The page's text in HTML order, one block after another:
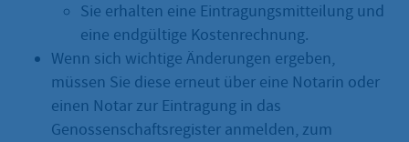
Sie erhalten eine Eintragungsmitteilung und
eine endgültige Kostenrechnung.
Wenn sich wichtige Änderungen ergeben,
müssen Sie diese erneut über eine Notarin oder
einen Notar zur Eintragung in das
Genossenschaftsregister anmelden, zum